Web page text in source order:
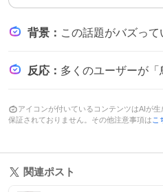
背景 ： この話題がバズっている理由は、長く続く人気シリーズ『Re:ゼロから始める異世界生活』の第4シーズンが待望の最終
反応 ： 多くのユーザーが「鳥肌が立ったー！！」や「泣ける話だった…」と感想を投稿し、さらに「次
アイコンが付いているコンテンツはAIが
保証されておりません。その他注意事項は こ
関連ポスト